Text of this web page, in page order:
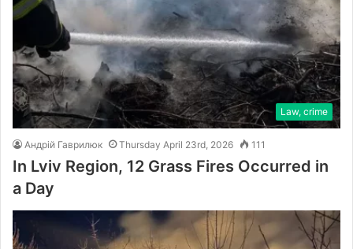
Law, crime
Андрій Гаврилюк Thursday April 23rd, 2026 111
In Lviv Region, 12 Grass Fires Occurred in
a Day